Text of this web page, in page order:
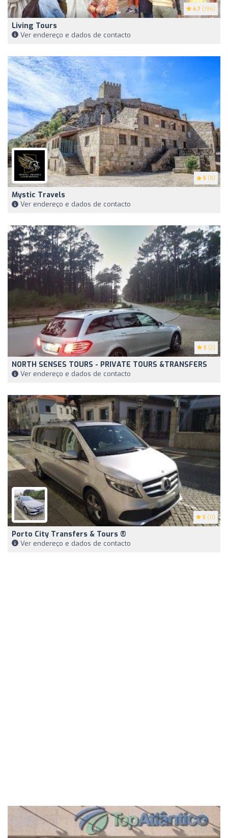
4.7 (196)
Living Tours
Ver endereço e dados de contacto
5 (9)
Mystic Travels
Ver endereço e dados de contacto
5 (2)
NORTH SENSES TOURS - PRIVATE TOURS &TRANSFERS
Ver endereço e dados de contacto
5 (11)
Porto City Transfers & Tours ®️
Ver endereço e dados de contacto